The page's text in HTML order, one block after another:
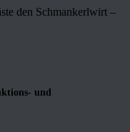
den Schmankerlwirt –
und